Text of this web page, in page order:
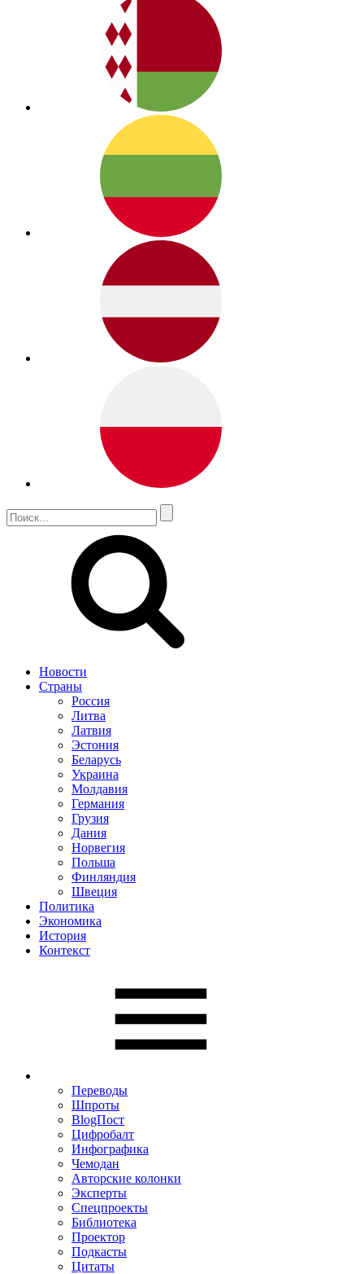
Новости
Страны
Россия
Литва
Латвия
Эстония
Беларусь
Украина
Молдавия
Германия
Грузия
Дания
Норвегия
Польша
Финляндия
Швеция
Политика
Экономика
История
Контекст
Переводы
Шпроты
BlogПост
Цифробалт
Инфографика
Чемодан
Авторские колонки
Эксперты
Спецпроекты
Библиотека
Проектор
Подкасты
Цитаты